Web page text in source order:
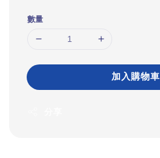
數量
加入購物車